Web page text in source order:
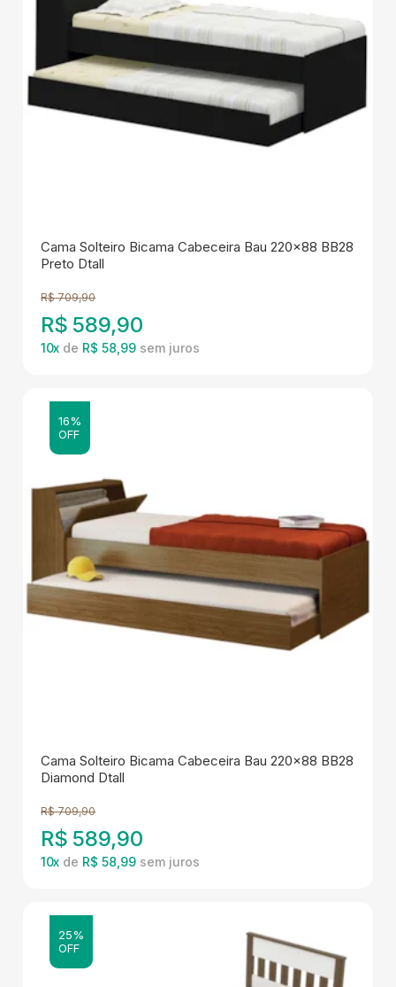
Cama Solteiro Bicama Cabeceira Bau 220x88 BB28
Preto Dtall
R$ 709,90
R$ 589,90
10x de R$ 58,99
16%
OFF
Cama Solteiro Bicama Cabeceira Bau 220x88 BB28
Diamond Dtall
R$ 709,90
R$ 589,90
10x de R$ 58,99
25%
OFF